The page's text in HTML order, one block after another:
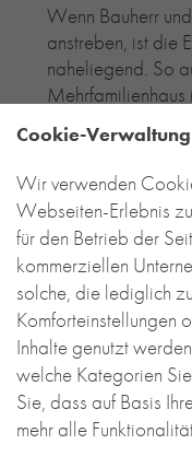
Wenn Bauherr
anstreben, ist die
naheliegend. So
Riphahn’schen
heterogenen
kubisch
ausdrucksvoller
und fügt sich
Mehr lesen....
Cookie-Verwaltung
Wir verwenden
Webseiten-Erlebnis
für den Betrieb der
kommerziellen
solche, die lediglich
Komforteinstellungen
Inhalte genutzt
welche Kategorien
Sie, dass auf Basis
mehr alle